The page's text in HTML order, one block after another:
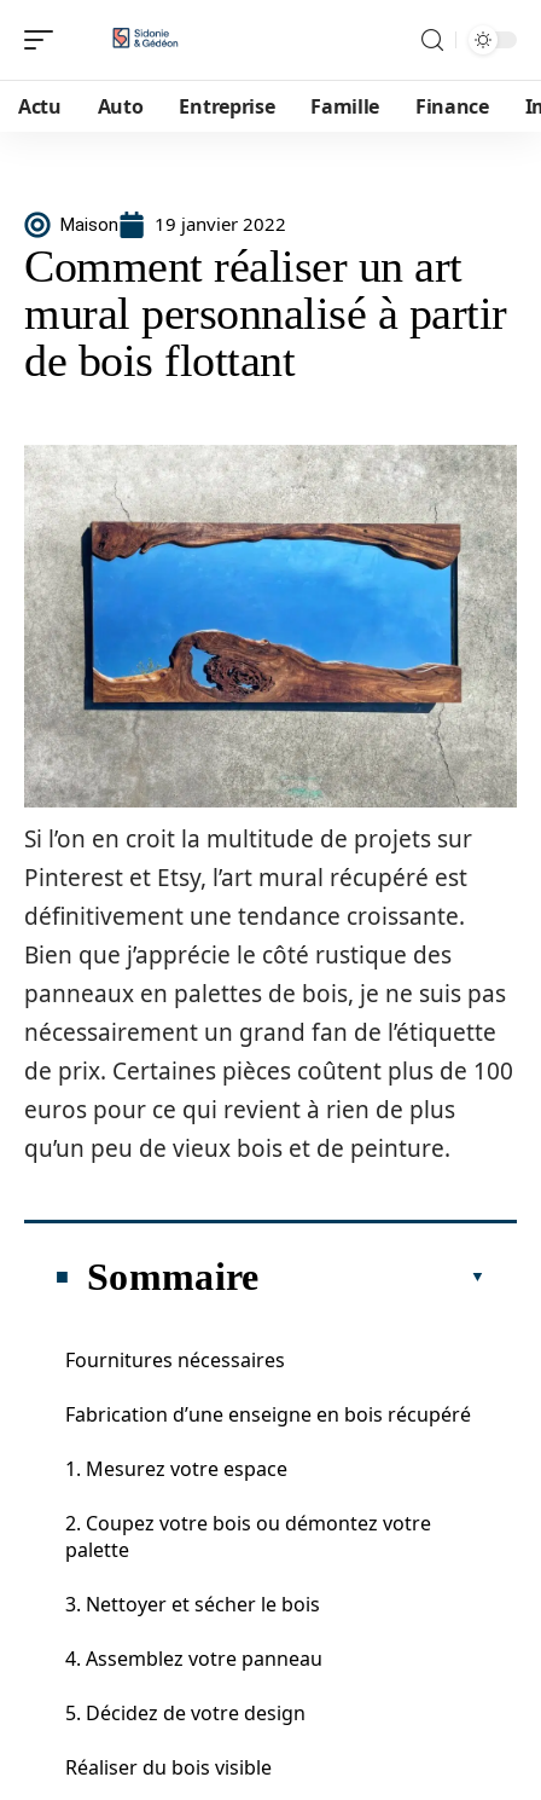
Actu Auto Entreprise Famille Finance
Maison 19 janvier 2022
Comment réaliser un art
mural personnalisé à partir
de bois flottant
Si l’on en croit la multitude de projets sur
Pinterest et Etsy, l’art mural récupéré est
définitivement une tendance croissante.
Bien que j’apprécie le côté rustique des
panneaux en palettes de bois, je ne suis pas
nécessairement un grand fan de l’étiquette
de prix. Certaines pièces coûtent plus de 100
euros pour ce qui revient à rien de plus
qu’un peu de vieux bois et de peinture.
Sommaire
Fournitures nécessaires
Fabrication d’une enseigne en bois récupéré
1. Mesurez votre espace
2. Coupez votre bois ou démontez votre
palette
3. Nettoyer et sécher le bois
4. Assemblez votre panneau
5. Décidez de votre design
Réaliser du bois visible